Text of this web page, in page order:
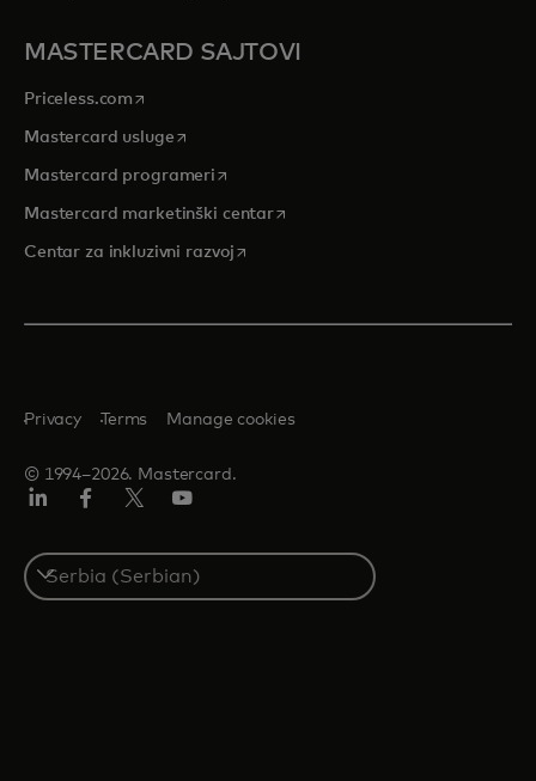
MASTERCARD SAJTOVI
Priceless.com opens in a new tab
Mastercard uslugeopens in a new tab
Mastercard programeri opens in a new tab
Mastercard marketinški centaropens in a new tab
Centar za inkluzivni razvoj opens in a new tab
© 1994–2026. Mastercard.
Privacy Terms Manage cookies
Select
a
country